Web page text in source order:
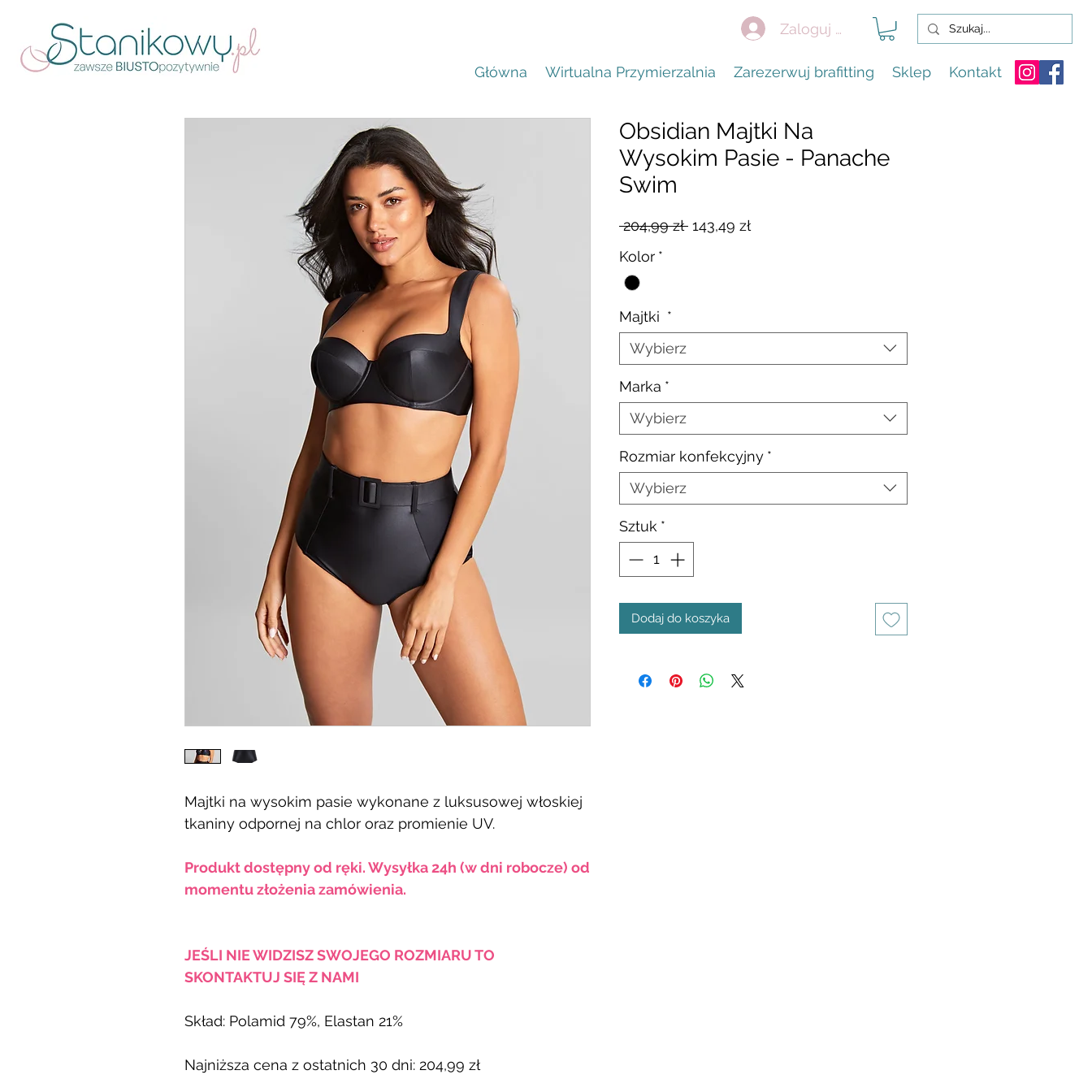
Zaloguj się
Główna Wirtualna Przymierzalnia Zarezerwuj brafitting Sklep Kontakt
Majtki na wysokim pasie wykonane z luksusowej włoskiej
tkaniny odpornej na chlor oraz promienie UV.
Produkt dostępny od ręki. Wysyłka 24h (w dni robocze) od
momentu złożenia zamówienia.
JEŚLI NIE WIDZISZ SWOJEGO ROZMIARU TO
SKONTAKTUJ SIĘ Z NAMI
Skład: Polamid 79%, Elastan 21%
Najniższa cena z ostatnich 30 dni: 204,99 zł
Obsidian Majtki Na
Wysokim Pasie - Panache
Swim
204,99 zł Regularna
143,49 złCena
Kolor *
Majtki *
Wybierz
Marka *
Wybierz
Rozmiar konfekcyjny *
Wybierz
Sztuk *
Dodaj do koszyka